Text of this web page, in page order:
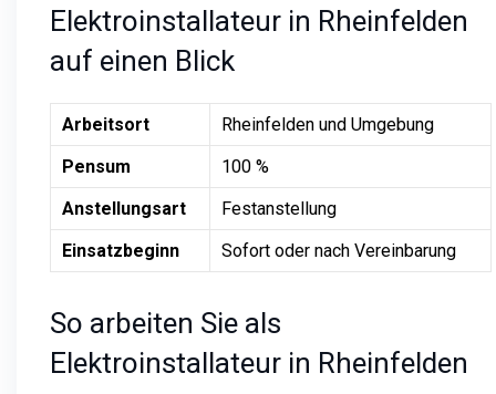
Elektroinstallateur in Rheinfelden
auf einen Blick
Arbeitsort
Rheinfelden und Umgebung
Pensum
100 %
Anstellungsart
Festanstellung
Einsatzbeginn
Sofort oder nach Vereinbarung
So arbeiten Sie als
Elektroinstallateur in Rheinfelden